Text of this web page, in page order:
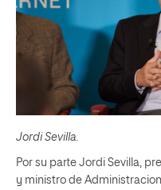
Jordi Sevilla.
Por su parte Jordi Sevilla,
y ministro de